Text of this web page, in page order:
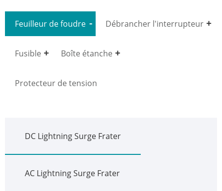
Feuilleur de foudre Débrancher l'interrupteur
Fusible Boîte étanche
Protecteur de tension
DC Lightning Surge Frater
AC Lightning Surge Frater